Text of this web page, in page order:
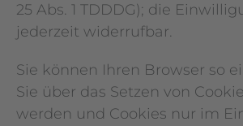
25 Abs. 1 TDDDG); die
jederzeit widerrufbar.
Sie können Ihren Browser so
Sie über das Setzen von
werden und Cookies nur im